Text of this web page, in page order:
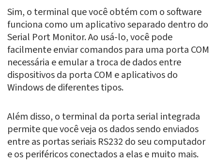
Sim, o terminal que você obtém com o software
funciona como um aplicativo separado dentro do
Serial Port Monitor. Ao usá-lo, você pode
facilmente enviar comandos para uma porta COM
necessária e emular a troca de dados entre
dispositivos da porta COM e aplicativos do
Windows de diferentes tipos.
Além disso, o terminal da porta serial integrada
permite que você veja os dados sendo enviados
entre as portas seriais RS232 do seu computador
e os periféricos conectados a elas e muito mais.